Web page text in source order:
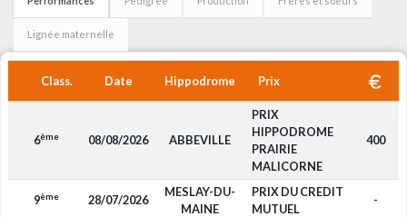
Lignée maternelle
Class. Date Hippodrome Prix
6ème 08/08/2026 ABBEVILLE
PRIX
HIPPODROME
PRAIRIE
MALICORNE
400
9ème 28/07/2026
MESLAY-DU-
MAINE
PRIX DU CREDIT
MUTUEL
-